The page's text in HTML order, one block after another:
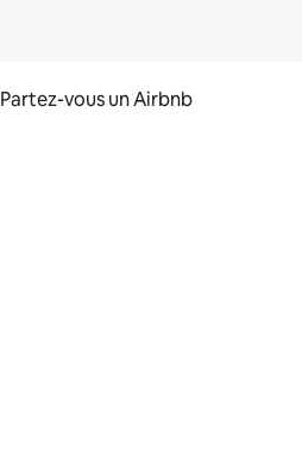
Partez-vous un Airbnb